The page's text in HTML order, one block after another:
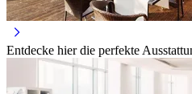
Entdecke hier die perfekte